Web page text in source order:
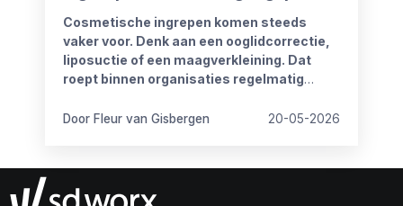
Cosmetische ingrepen komen steeds
vaker voor. Denk aan een ooglidcorrectie,
liposuctie of een maagverkleining. Dat
roept binnen organisaties regelmatig
Door Fleur van Gisbergen 20-05-2026